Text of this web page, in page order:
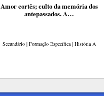
Amor cortês; culto da memória dos
antepassados. A…
Secundário | Formação Específica | História A